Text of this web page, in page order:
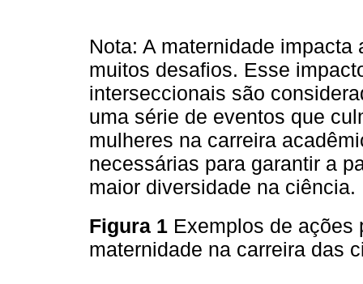
Nota: A maternidade
muitos desafios. Esse
interseccionais são
uma série de eventos que
mulheres na carreira
necessárias para garantir a
maior diversidade na ciência.
Figura 1 Exemplos de ações
maternidade na carreira das